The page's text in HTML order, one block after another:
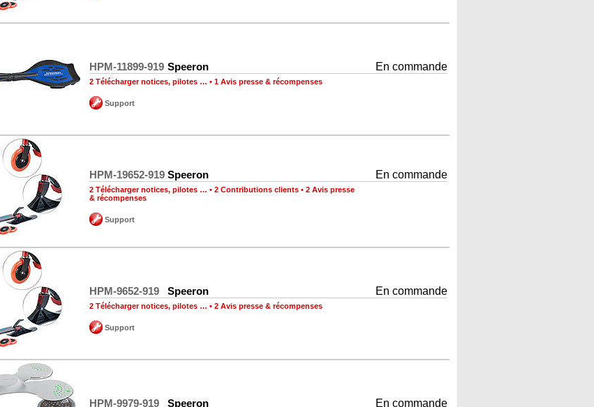
HPM-11899-919 Speeron En commande
2 Télécharger notices, pilotes … • 1 Avis presse & récompenses
Support
HPM-19652-919 Speeron En commande
2 Télécharger notices, pilotes … • 2 Contributions clients • 2 Avis presse
& récompenses
Support
HPM-9652-919 Speeron En commande
2 Télécharger notices, pilotes … • 2 Avis presse & récompenses
Support
HPM-9979-919 Speeron En commande